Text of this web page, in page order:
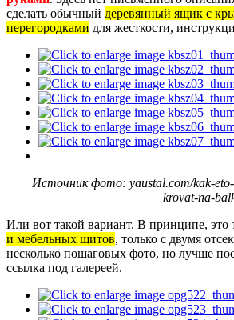
сделать обычный деревянный ящик с
перегородками для жесткости,
Источник фото: yaustal.com/kak-
krovat-na-
Или вот такой вариант. В принципе, это
и мебельных щитов, только с двумя
несколько пошаговых фото, но лучше
ссылка под галереей.